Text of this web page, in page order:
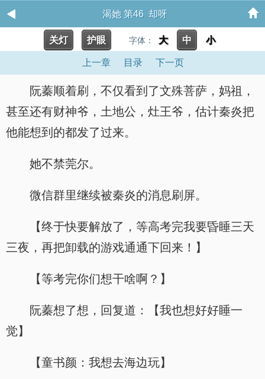
渴她 第46 却呀
关灯 护眼 字体： 大 中 小
上一章 目录 下一页
阮蓁顺着刷，不仅看到了文殊菩萨，妈祖，
甚至还有财神爷，土地公，灶王爷，估计秦炎把
他能想到的都发了过来。
她不禁莞尔。
微信群里继续被秦炎的消息刷屏。
【终于快要解放了，等高考完我要昏睡三天
三夜，再把卸载的游戏通通下回来！】
【等考完你们想干啥啊？】
阮蓁想了想，回复道：【我也想好好睡一
觉】
【童书颜：我想去海边玩】